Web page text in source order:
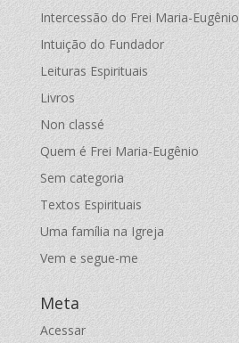
Intercessão do Frei Maria-Eugênio
Intuição do Fundador
Leituras Espirituais
Livros
Non classé
Quem é Frei Maria-Eugênio
Sem categoria
Textos Espirituais
Uma família na Igreja
Vem e segue-me
Meta
Acessar